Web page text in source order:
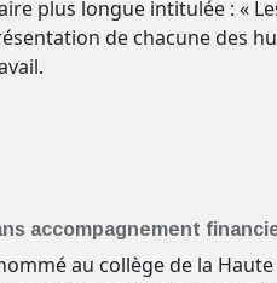
plus longue intitulée : «
de chacune des
accompagnement
au collège de la